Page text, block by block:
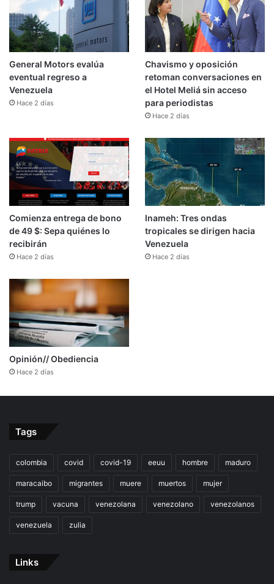
General Motors evalúa
eventual regreso a
Venezuela
Hace 2 días
Chavismo y oposición
retoman conversaciones en
el Hotel Meliá sin acceso
para periodistas
Hace 2 días
Comienza entrega de bono
de 49 $: Sepa quiénes lo
recibirán
Hace 2 días
Inameh: Tres ondas
tropicales se dirigen hacia
Venezuela
Hace 2 días
Opinión// Obediencia
Hace 2 días
Tags
colombia covid covid-19 eeuu hombre maduro
maracaibo migrantes muere muertos mujer
trump vacuna venezolana venezolano venezolanos
venezuela zulia
Links